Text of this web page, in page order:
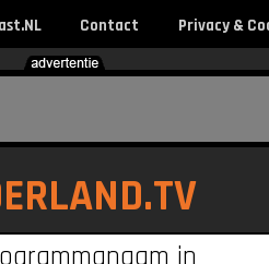
Contact Privacy &